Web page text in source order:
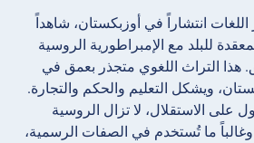
انتشاراً في أوزبكستان، شاهداً
للبلد مع الإمبراطورية الروسية
هذا التراث اللغوي متجذر بعمق في
ويشكل التعليم والحكم والتجارة.
الاستقلال، لا تزال الروسية
ما تُستخدم في الصفات الرسمية،